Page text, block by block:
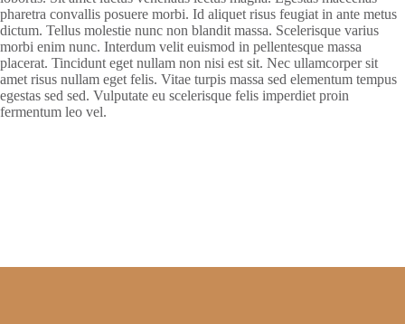
pharetra convallis posuere morbi. Id aliquet risus feugiat in ante metus
dictum. Tellus molestie nunc non blandit massa. Scelerisque varius
morbi enim nunc. Interdum velit euismod in pellentesque massa
placerat. Tincidunt eget nullam non nisi est sit. Nec ullamcorper sit
amet risus nullam eget felis. Vitae turpis massa sed elementum tempus
egestas sed sed. Vulputate eu scelerisque felis imperdiet proin
fermentum leo vel.